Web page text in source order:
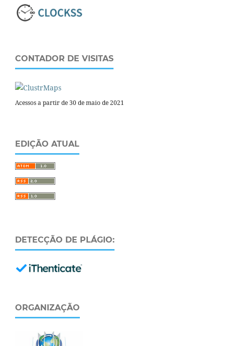
CONTADOR DE VISITAS
Acessos a partir de 30 de maio de 2021
EDIÇÃO ATUAL
DETECÇÃO DE PLÁGIO:
ORGANIZAÇÃO